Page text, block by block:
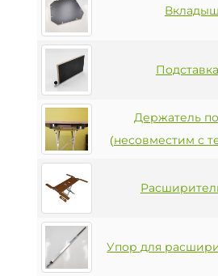
Держатель
(несовместим с
Упор для